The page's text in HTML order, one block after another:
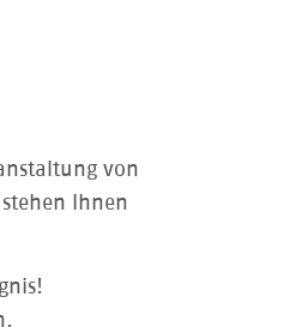
von
Ihnen